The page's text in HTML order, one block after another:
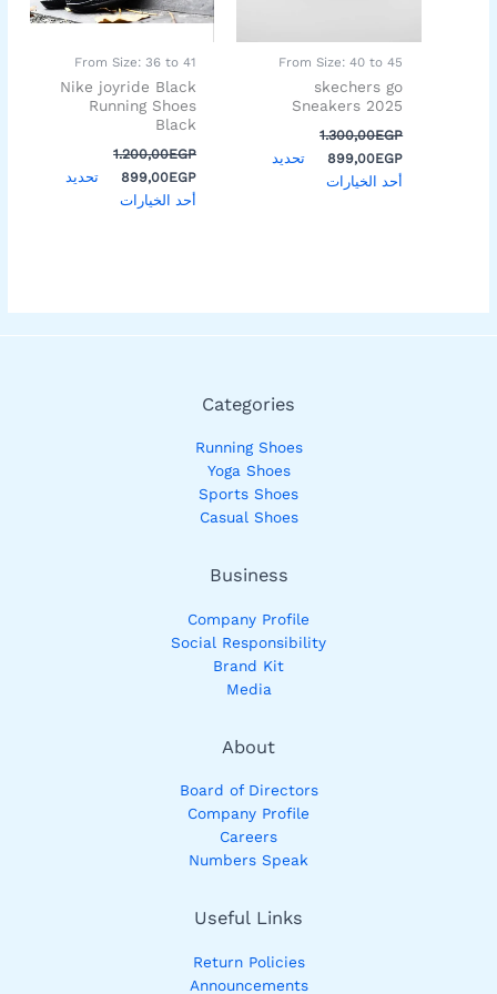
From Size: 40 to 45
skechers go
Sneakers 2025
1.300,00EGP
899,00EGP
تحديد
أحد الخيارات
اختيار
على
From Size: 36 to 41
Nike joyride Black
Running Shoes
Black
1.200,00EGP
899,00EGP
تحديد
أحد الخيارات
المنتج.
اختيار
الخيارات
على
Categories
Running Shoes
Yoga Shoes
Sports Shoes
Casual Shoes
Business
Company Profile
Social Responsibility
Brand Kit
Media
About
Board of Directors
Company Profile
Careers
Numbers Speak
Useful Links
Return Policies
Announcements